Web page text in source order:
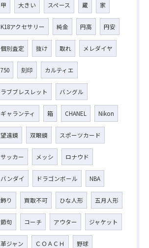
甲 大きい スペース 蔵 家
K18アクセサリー 純金 円高 円安
個別査定 抜け 取れ メレダイヤ
750 刻印 カルティエ
ラブブレスレット バングル
ギャランティ 箱 CHANEL Nikon
望遠鏡 双眼鏡 スポーツカード
サッカー メッシ ロナウド
バンダイ ドラゴンボール NBA
飾り 買取不可 ひな人形 五月人形
節句 コーチ アウター ジャケット
革ジャン ＣＯＡＣＨ 野球